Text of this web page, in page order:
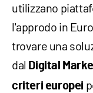
utilizzano
l'approdo in
trovare una
dal Digital
criteri europei